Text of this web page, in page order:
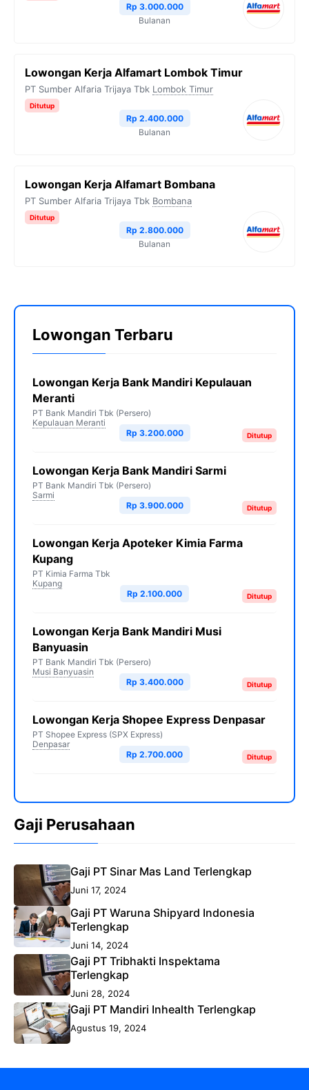
Rp 3.000.000
Bulanan
Lowongan Kerja Alfamart Lombok Timur
PT Sumber Alfaria Trijaya Tbk Lombok Timur
Ditutup
Rp 2.400.000
Bulanan
Lowongan Kerja Alfamart Bombana
PT Sumber Alfaria Trijaya Tbk Bombana
Ditutup
Rp 2.800.000
Bulanan
Lowongan Terbaru
Lowongan Kerja Bank Mandiri Kepulauan
Meranti
PT Bank Mandiri Tbk (Persero)
Kepulauan Meranti
Ditutup
Rp 3.200.000
Lowongan Kerja Bank Mandiri Sarmi
PT Bank Mandiri Tbk (Persero)
Sarmi
Ditutup
Rp 3.900.000
Lowongan Kerja Apoteker Kimia Farma
Kupang
PT Kimia Farma Tbk
Kupang
Ditutup
Rp 2.100.000
Lowongan Kerja Bank Mandiri Musi
Banyuasin
PT Bank Mandiri Tbk (Persero)
Musi Banyuasin
Ditutup
Rp 3.400.000
Lowongan Kerja Shopee Express Denpasar
PT Shopee Express (SPX Express)
Denpasar
Ditutup
Rp 2.700.000
Gaji Perusahaan
Gaji PT Sinar Mas Land Terlengkap
Juni 17, 2024
Gaji PT Waruna Shipyard Indonesia
Terlengkap
Juni 14, 2024
Gaji PT Tribhakti Inspektama
Terlengkap
Juni 28, 2024
Gaji PT Mandiri Inhealth Terlengkap
Agustus 19, 2024